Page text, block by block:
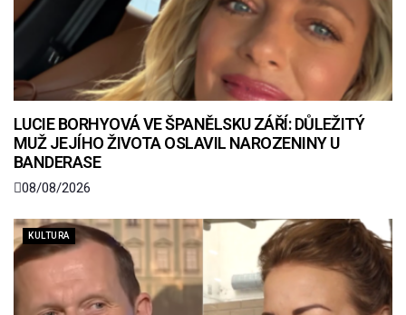
LUCIE BORHYOVÁ VE ŠPANĚLSKU ZÁŘÍ: DŮLEŽITÝ
MUŽ JEJÍHO ŽIVOTA OSLAVIL NAROZENINY U
BANDERASE
08/08/2026
KULTURA